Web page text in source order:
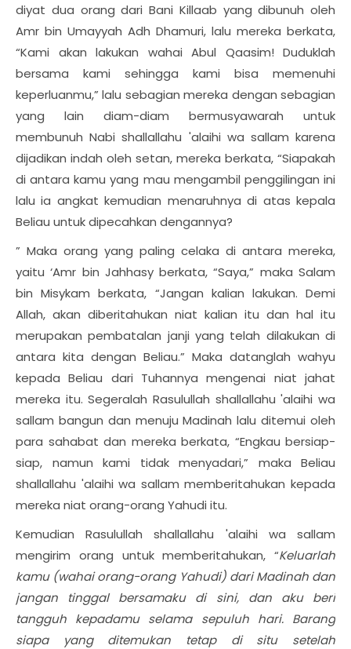
diyat dua orang dari Bani Killaab yang dibunuh oleh
Amr bin Umayyah Adh Dhamuri, lalu mereka berkata,
“Kami akan lakukan wahai Abul Qaasim! Duduklah
bersama kami sehingga kami bisa memenuhi
keperluanmu,” lalu sebagian mereka dengan sebagian
yang lain diam-diam bermusyawarah untuk
membunuh Nabi shallallahu 'alaihi wa sallam karena
dijadikan indah oleh setan, mereka berkata, “Siapakah
di antara kamu yang mau mengambil penggilingan ini
lalu ia angkat kemudian menaruhnya di atas kepala
Beliau untuk dipecahkan dengannya?
” Maka orang yang paling celaka di antara mereka,
yaitu ‘Amr bin Jahhasy berkata, “Saya,” maka Salam
bin Misykam berkata, “Jangan kalian lakukan. Demi
Allah, akan diberitahukan niat kalian itu dan hal itu
merupakan pembatalan janji yang telah dilakukan di
antara kita dengan Beliau.” Maka datanglah wahyu
kepada Beliau dari Tuhannya mengenai niat jahat
mereka itu. Segeralah Rasulullah shallallahu 'alaihi wa
sallam bangun dan menuju Madinah lalu ditemui oleh
para sahabat dan mereka berkata, “Engkau bersiap-
siap, namun kami tidak menyadari,” maka Beliau
shallallahu 'alaihi wa sallam memberitahukan kepada
mereka niat orang-orang Yahudi itu.
Kemudian Rasulullah shallallahu 'alaihi wa sallam
mengirim orang untuk memberitahukan, “Keluarlah
kamu (wahai orang-orang Yahudi) dari Madinah dan
jangan tinggal bersamaku di sini, dan aku beri
tangguh kepadamu selama sepuluh hari. Barang
siapa yang ditemukan tetap di situ setelah